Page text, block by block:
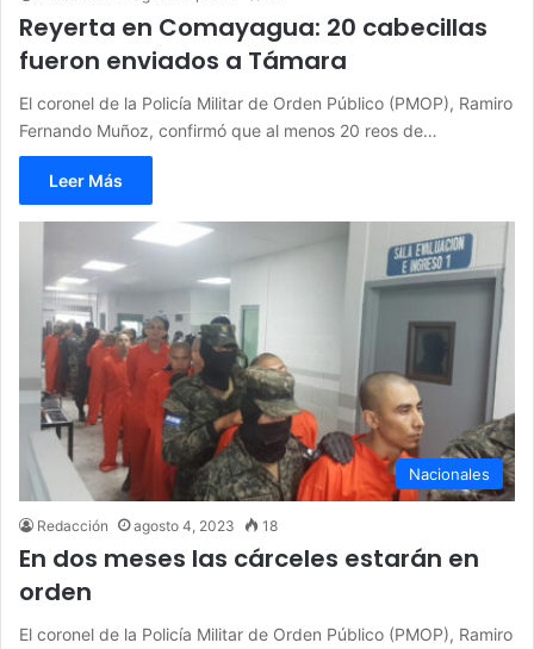
Reyerta en Comayagua: 20 cabecillas
fueron enviados a Támara
El coronel de la Policía Militar de Orden Público (PMOP), Ramiro
Fernando Muñoz, confirmó que al menos 20 reos de…
Leer Más
Nacionales
Redacción agosto 4, 2023 18
En dos meses las cárceles estarán en
orden
El coronel de la Policía Militar de Orden Público (PMOP), Ramiro